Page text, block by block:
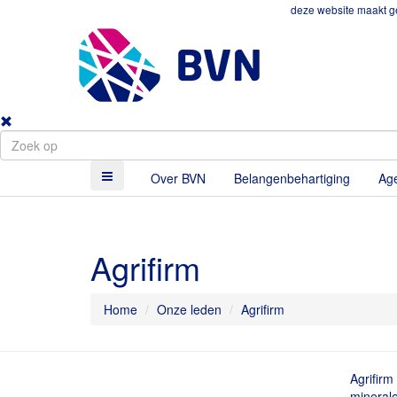
deze website maakt
Over BVN Belangenbehartiging
Agrifirm
Home Onze leden Agrifirm